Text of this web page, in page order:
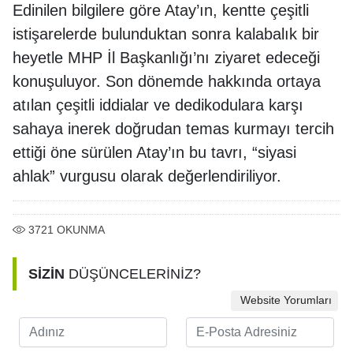
Edinilen bilgilere göre Atay’ın, kentte çeşitli
istişarelerde bulunduktan sonra kalabalık bir
heyetle MHP İl Başkanlığı’nı ziyaret edeceği
konuşuluyor. Son dönemde hakkında ortaya
atılan çeşitli iddialar ve dedikodulara karşı
sahaya inerek doğrudan temas kurmayı tercih
ettiği öne sürülen Atay’ın bu tavrı, “siyasi
ahlak” vurgusu olarak değerlendiriliyor.
3721 OKUNMA
SİZİN DÜŞÜNCELERİNİZ?
Website Yorumları